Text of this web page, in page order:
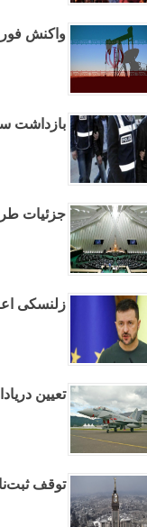
واکنش
بازداشت
جزئیات
زلنسکی
تعیین
توقف